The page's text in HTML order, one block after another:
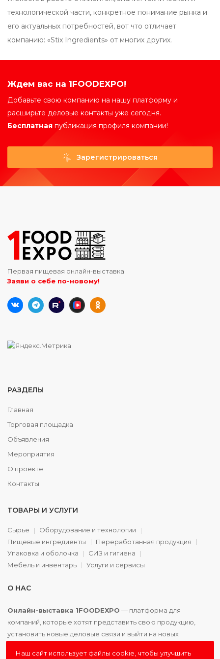
технологической части, конкретное понимание рынка и
его актуальных потребностей, вот что отличает
компанию: «Stix Ingredients» от многих других.
Ждем вас на 1FOODEXPO!
Добавьте свою компанию на нашу платформу и
расширьте деловые контакты уже сегодня.
Бесплатная публикация профиля компании!
Зарегистрироваться
Первая пищевая онлайн-выставка
Заяви о себе по-новому!
РАЗДЕЛЫ
Главная
Торговая площадка
Объявления
Мероприятия
О проекте
Контакты
ТОВАРЫ И УСЛУГИ
Сырье
Оборудование и технологии
Пищевые ингредиенты
Переработанная продукция
Упаковка и оболочка
СИЗ и гигиена
Мебель и инвентарь
Услуги и сервисы
О НАС
Онлайн-выставка 1FOODEXPO — платформа для
компаний, которые хотят представить свою продукцию,
установить новые деловые связи и выйти на новых
Наш сайт использует файлы cookie, чтобы улучшить